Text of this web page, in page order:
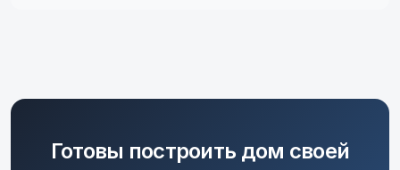
Готовы построить дом своей